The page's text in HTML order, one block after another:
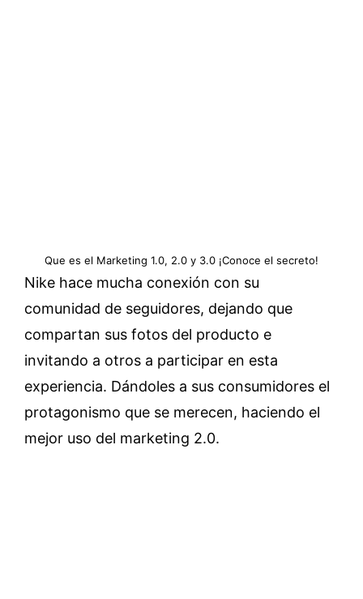
Que es el Marketing 1.0, 2.0 y 3.0 ¡Conoce el secreto!
Nike hace mucha conexión con su
comunidad de seguidores, dejando que
compartan sus fotos del producto e
invitando a otros a participar en esta
experiencia. Dándoles a sus consumidores el
protagonismo que se merecen, haciendo el
mejor uso del marketing 2.0.